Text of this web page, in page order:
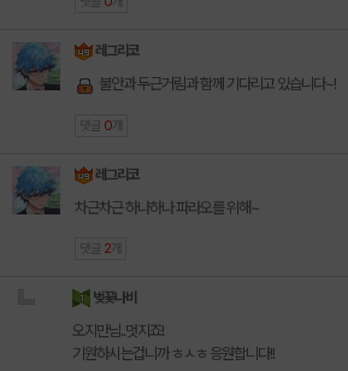
레그리코
불안과 두근거림과 함께 기다리고 있습니다~!
댓글 0 개
레그리코
차근차근 하나하나 파라오를 위해~
댓글 2 개
벚꽃나비
오지만님..멋지죠!
기원하시는겁니까 ㅎㅅㅎ 응원합니다!!